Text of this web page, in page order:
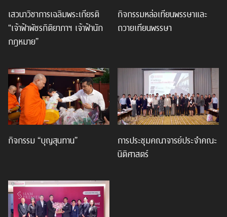
เสวนาวิชาการเฉลิมพระเกียรติ
“เจ้าฟ้าพัชรกิติยาภาฯ เจ้าฟ้านัก
กฎหมาย”
กิจกรรมหล่อเทียนพรรษาและ
ถวายเทียนพรรษา
กิจกรรม “บุญสุนทาน”
การประชุมคณาจารย์ประจำคณะ
นิติศาสตร์